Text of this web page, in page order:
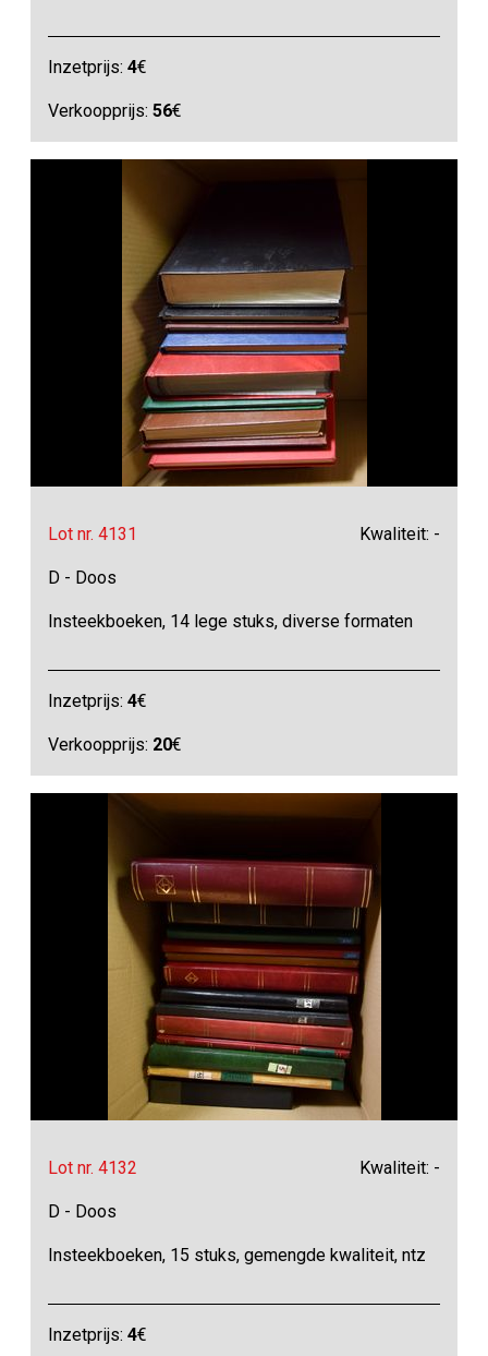
Inzetprijs:4€
Verkoopprijs:56€
Lot nr. 4131 Kwaliteit: -
D - Doos
Insteekboeken, 14 lege stuks, diverse formaten
Inzetprijs:4€
Verkoopprijs: 20€
Lot nr. 4132 Kwaliteit: -
D - Doos
Insteekboeken, 15 stuks, gemengde kwaliteit, ntz
Inzetprijs:4€